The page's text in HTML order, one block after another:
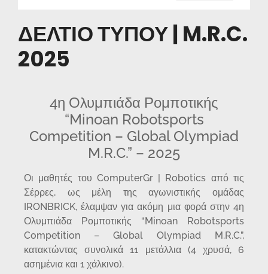
ΔΕΛΤΙΟ ΤΥΠΟΥ | M.R.C.
2025
4η Ολυμπιάδα Ρομποτικής
“Minoan Robotsports
Competition – Global Olympiad
M.R.C.” – 2025
Οι μαθητές του ComputerGr | Robotics από τις
Σέρρες, ως μέλη της αγωνιστικής ομάδας
IRONBRICK, έλαμψαν για ακόμη μια φορά στην 4η
Ολυμπιάδα Ρομποτικής “Minoan Robotsports
Competition – Global Olympiad M.R.C.”,
κατακτώντας συνολικά 11 μετάλλια (4 χρυσά, 6
ασημένια και 1 χάλκινο).